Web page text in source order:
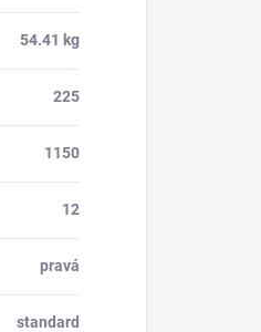
54.41 kg
225
1150
12
pravá
standard